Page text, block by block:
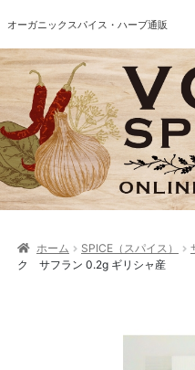
オーガニックスパイス・ハーブ通販
ホーム SPICE（スパイス）
ク サフラン 0.2g ギリシャ産